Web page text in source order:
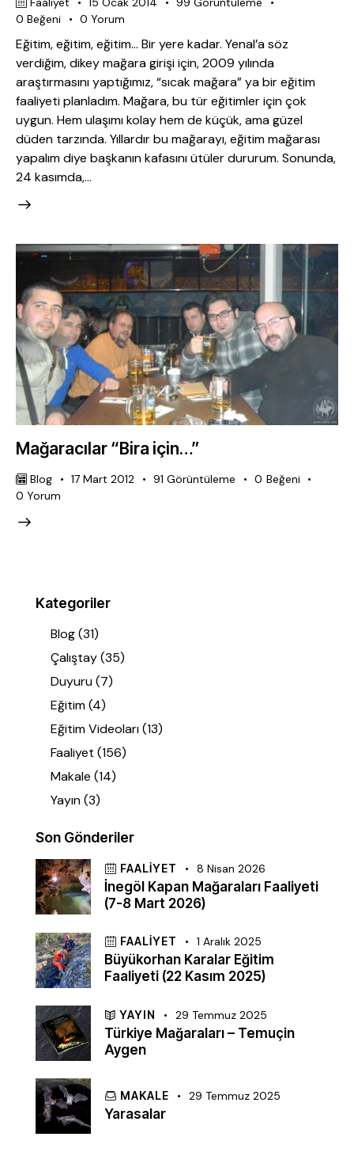
0 Beğeni 0 Yorum
Eğitim, eğitim, eğitim… Bir yere kadar. Yenal’a söz
verdiğim, dikey mağara girişi için, 2009 yılında
araştırmasını yaptığımız, “sıcak mağara” ya bir eğitim
faaliyeti planladım. Mağara, bu tür eğitimler için çok
uygun. Hem ulaşımı kolay hem de küçük, ama güzel
düden tarzında. Yıllardır bu mağarayı, eğitim mağarası
yapalım diye başkanın kafasını ütüler dururum. Sonunda,
24 kasımda,…
Mağaracılar “Bira için…”
Blog 17 Mart 2012 91 Görüntüleme 0 Beğeni
0 Yorum
Kategoriler
Blog(31)
Çalıştay(35)
Duyuru(7)
Eğitim(4)
Eğitim Videoları(13)
Faaliyet (156)
Makale (14)
Yayın(3)
Son Gönderiler
FAALIYET 8 Nisan 2026
İnegöl Kapan Mağaraları Faaliyeti
(7-8 Mart 2026)
FAALIYET 1 Aralık 2025
Büyükorhan Karalar Eğitim
Faaliyeti (22 Kasım 2025)
YAYIN 29 Temmuz 2025
Türkiye Mağaraları – Temuçin
Aygen
MAKALE 29 Temmuz 2025
Yarasalar